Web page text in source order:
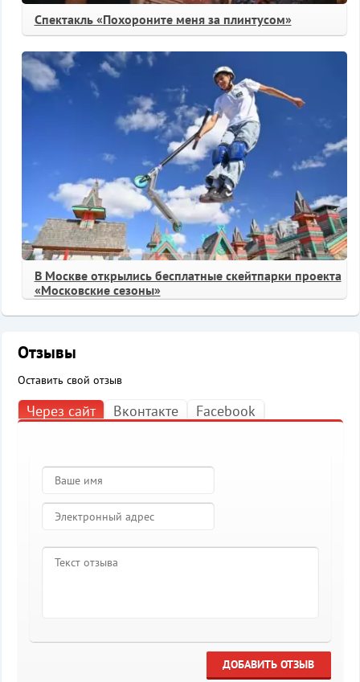
Спектакль «Похороните меня за плинтусом»
В Москве открылись бесплатные скейтпарки проекта
«Московские сезоны»
Отзывы
Оставить свой отзыв
Через сайт Вконтакте Facebook
ДОБАВИТЬ ОТЗЫВ